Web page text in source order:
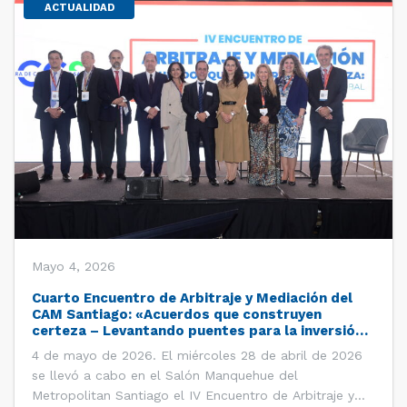
ACTUALIDAD
Mayo 4, 2026
Cuarto Encuentro de Arbitraje y Mediación del
CAM Santiago: «Acuerdos que construyen
certeza – Levantando puentes para la inversión
4 de mayo de 2026. El miércoles 28 de abril de 2026
se llevó a cabo en el Salón Manquehue del
Metropolitan Santiago el IV Encuentro de Arbitraje y